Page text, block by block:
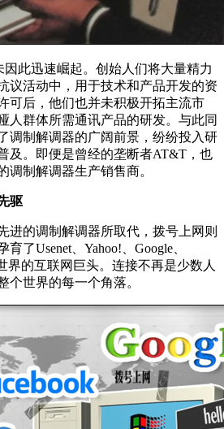
此迅速崛起。创始人们将大量精力
议活动中，用于技术和产品开发的资
可后，他们也并未积极开拓主流市
人群体所需通讯产品的研发。与此同
调制解调器的广阔前景，纷纷投入研
及。即便是曾经的垄断者AT&T，也
调制解调器生产销售商。
驱
进的调制解调器所取代，拨号上网则
了Usenet、Yahoo!、Google、
界的互联网巨头。连接不再是少数人
个世界的每一个角落。